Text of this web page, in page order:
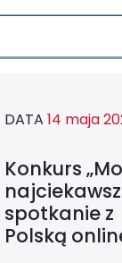
DATA 14 maja
Konkurs
spotkanie z
Polską